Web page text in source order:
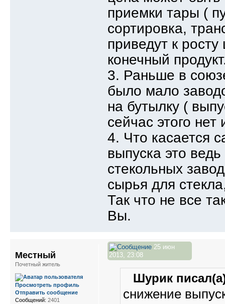
приемки тары (
сортировка,
приведут к
конечный
3. Раньше в
было мало
на бутылку (
сейчас этого нет
4. Что касается
выпуска это
стекольных
сырья для
Так что не все
Вы.
25 июн
2013, 23:08
Шурик
снижение
Местный
Почетный житель
Просмотреть профиль
Отправить сообщение
Сообщений: 2401